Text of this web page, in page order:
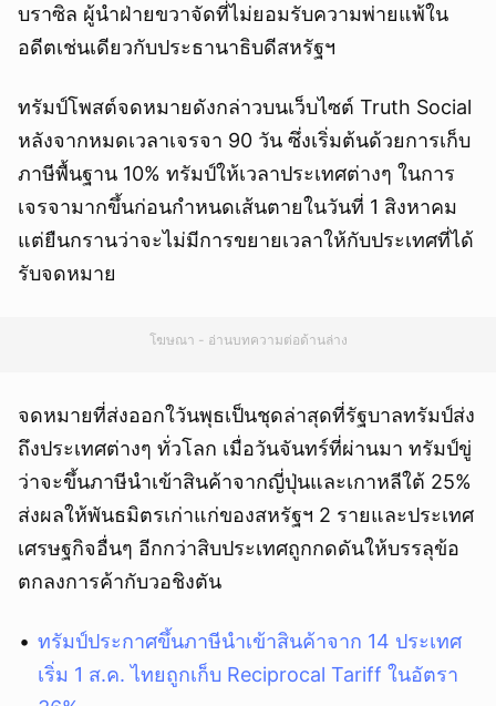
บราซิล ผู้นำฝ่ายขวาจัดที่ไม่ยอมรับความพ่ายแพ้ใน
อดีตเช่นเดียวกับประธานาธิบดีสหรัฐฯ
ทรัมป์โพสต์จดหมายดังกล่าวบนเว็บไซต์ Truth Social
หลังจากหมดเวลาเจรจา 90 วัน ซึ่งเริ่มต้นด้วยการเก็บ
ภาษีพื้นฐาน 10% ทรัมป์ให้เวลาประเทศต่างๆ ในการ
เจรจามากขึ้นก่อนกำหนดเส้นตายในวันที่ 1 สิงหาคม
แต่ยืนกรานว่าจะไม่มีการขยายเวลาให้กับประเทศที่ได้
รับจดหมาย
โฆษณา - อ่านบทความต่อด้านล่าง
จดหมายที่ส่งออกใวันพุธเป็นชุดล่าสุดที่รัฐบาลทรัมป์ส่ง
ถึงประเทศต่างๆ ทั่วโลก เมื่อวันจันทร์ที่ผ่านมา ทรัมป์ขู่
ว่าจะขึ้นภาษีนำเข้าสินค้าจากญี่ปุ่นและเกาหลีใต้ 25%
ส่งผลให้พันธมิตรเก่าแก่ของสหรัฐฯ 2 รายและประเทศ
เศรษฐกิจอื่นๆ อีกกว่าสิบประเทศถูกกดดันให้บรรลุข้อ
ตกลงการค้ากับวอชิงตัน
ทรัมป์ประกาศขึ้นภาษีนำเข้าสินค้าจาก 14 ประเทศ
เริ่ม 1 ส.ค. ไทยถูกเก็บ Reciprocal Tariff ในอัตรา